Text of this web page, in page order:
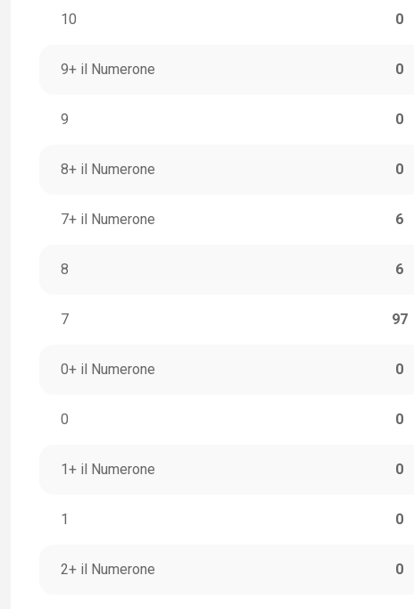
10 0
9+ il Numerone 0
9 0
8+ il Numerone 0
7+ il Numerone 6
8 6
7 97
0+ il Numerone 0
0 0
1+ il Numerone 0
1 0
2+ il Numerone 0